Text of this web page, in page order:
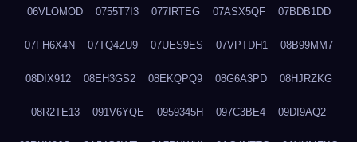
06VLOMOD 0755T7I3 077IRTEG 07ASX5QF 07BDB1DD
07FH6X4N 07TQ4ZU9 07UES9ES 07VPTDH1 08B99MM7
08DIX912 08EH3GS2 08EKQPQ9 08G6A3PD 08HJRZKG
08R2TE13 091V6YQE 0959345H 097C3BE4 09DI9AQ2